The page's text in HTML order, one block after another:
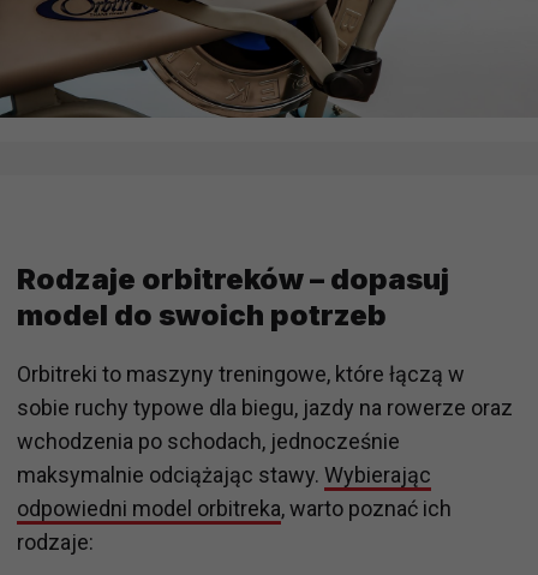
Rodzaje orbitreków – dopasuj
model do swoich potrzeb
Orbitreki to maszyny treningowe, które łączą w
sobie ruchy typowe dla biegu, jazdy na rowerze oraz
wchodzenia po schodach, jednocześnie
maksymalnie odciążając stawy. Wybierając
odpowiedni model orbitreka, warto poznać ich
rodzaje: